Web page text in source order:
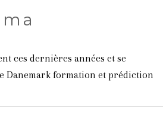
ces dernières années et se
Danemark formation et prédiction